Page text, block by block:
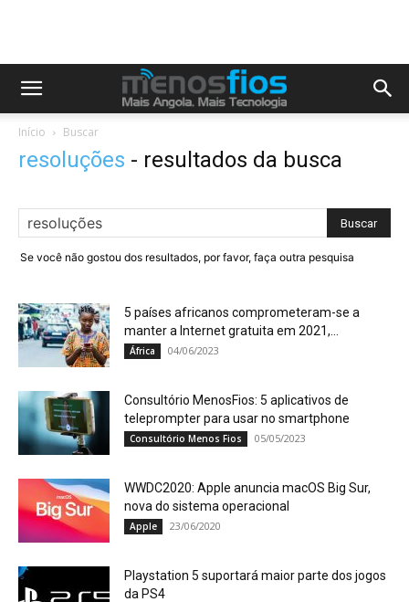
Início Buscar
resoluções - resultados da busca
Se você não gostou dos resultados, por favor, faça outra pesquisa
5 países africanos comprometeram-se a
manter a Internet gratuita em 2021,...
África 04/06/2023
Consultório MenosFios: 5 aplicativos de
teleprompter para usar no smartphone
Consultório Menos Fios 05/05/2023
WWDC2020: Apple anuncia macOS Big Sur,
nova do sistema operacional
Apple 23/06/2020
Playstation 5 suportará maior parte dos jogos
da PS4